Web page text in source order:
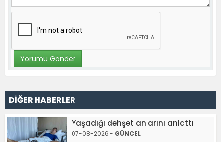
DİĞER HABERLER
Yaşadığı dehşet anlarını anlattı
07-08-2026 - GÜNCEL